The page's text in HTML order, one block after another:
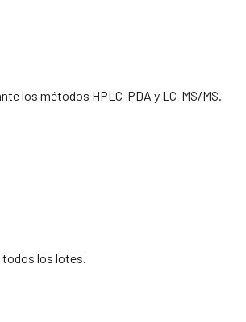
los métodos HPLC-PDA y LC-MS/MS.
todos los lotes.